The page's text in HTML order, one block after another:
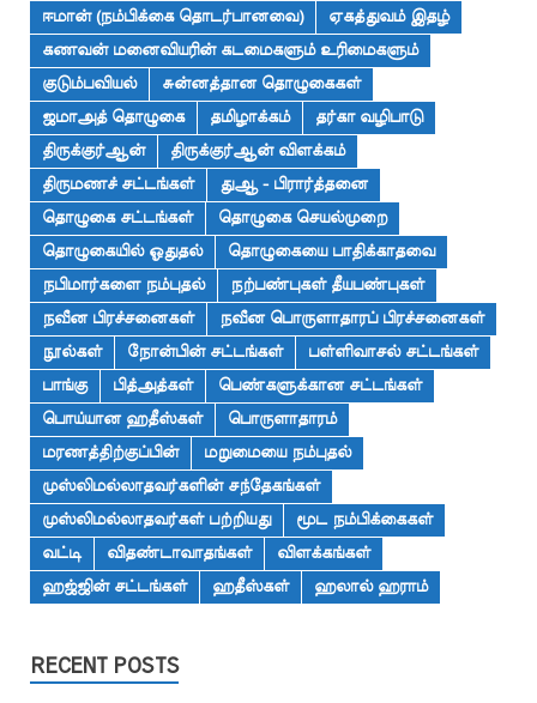
ஈமான் (நம்பிக்கை தொடர்பானவை)
ஏகத்துவம் இதழ்
கணவன் மனைவியரின் கடமைகளும் உரிமைகளும்
குடும்பவியல்
சுன்னத்தான தொழுகைகள்
ஜமாஅத் தொழுகை
தமிழாக்கம்
தர்கா வழிபாடு
திருக்குர்ஆன்
திருக்குர்ஆன் விளக்கம்
திருமணச் சட்டங்கள்
துஆ - பிரார்த்தனை
தொழுகை சட்டங்கள்
தொழுகை செயல்முறை
தொழுகையில் ஓதுதல்
தொழுகையை பாதிக்காதவை
நபிமார்களை நம்புதல்
நற்பண்புகள் தீயபண்புகள்
நவீன பிரச்சனைகள்
நவீன பொருளாதாரப் பிரச்சனைகள்
நூல்கள்
நோன்பின் சட்டங்கள்
பள்ளிவாசல் சட்டங்கள்
பாங்கு
பித்அத்கள்
பெண்களுக்கான சட்டங்கள்
பொய்யான ஹதீஸ்கள்
பொருளாதாரம்
மரணத்திற்குப்பின்
மறுமையை நம்புதல்
முஸ்லிமல்லாதவர்களின் சந்தேகங்கள்
முஸ்லிமல்லாதவர்கள் பற்றியது
மூட நம்பிக்கைகள்
வட்டி
விதண்டாவாதங்கள்
விளக்கங்கள்
ஹஜ்ஜின் சட்டங்கள்
ஹதீஸ்கள் ஹலால் ஹராம்
RECENT POSTS